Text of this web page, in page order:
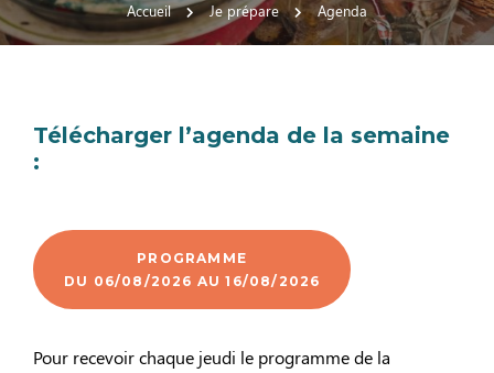
Accueil Je prépare Agenda
Télécharger l’agenda de la semaine
:
PROGRAMME
DU 06/08/2026 AU 16/08/2026
Pour recevoir chaque jeudi le programme de la